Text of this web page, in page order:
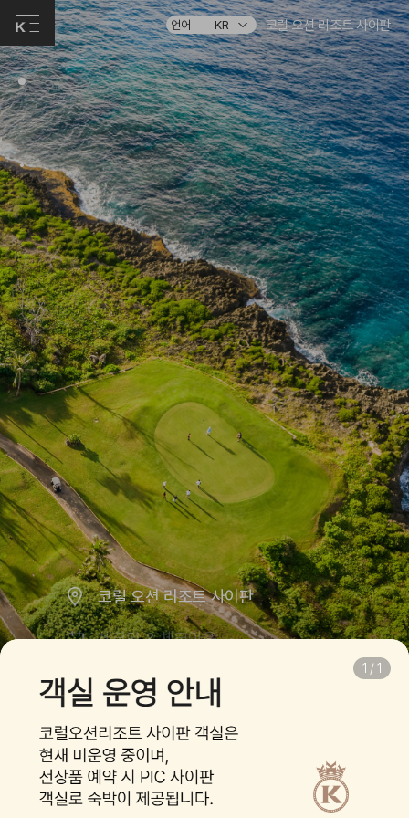
1 /1
언어 KR 코럴 오션 리조트 사이판
.
.
코럴 오션 리조트 사이판
체크인 & 체크아웃
객실1 성인2 어린이
체크인
출발 항공편- 체크아웃
법인/프로모션 코드 입력